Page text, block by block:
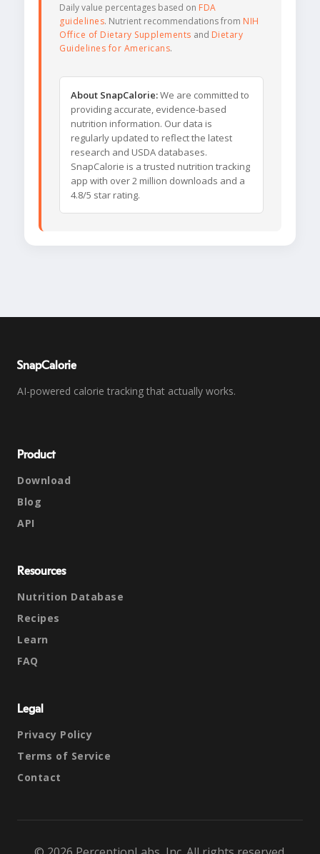
Daily value percentages based on FDA
guidelines. Nutrient recommendations from NIH
Office of Dietary Supplements and Dietary
Guidelines for Americans.
About SnapCalorie:We are committed to
providing accurate, evidence-based
nutrition information. Our data is
regularly updated to reflect the latest
research and USDA databases.
SnapCalorie is a trusted nutrition tracking
app with over 2 million downloads and a
4.8/5 star rating.
SnapCalorie
AI-powered calorie tracking that actually works.
Product
Download
Blog
API
Resources
Nutrition Database
Recipes
Learn
FAQ
Legal
Privacy Policy
Terms of Service
Contact